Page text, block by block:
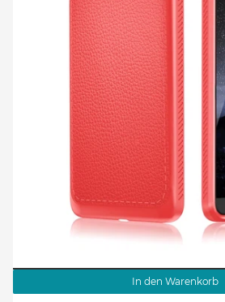
In den Warenkorb